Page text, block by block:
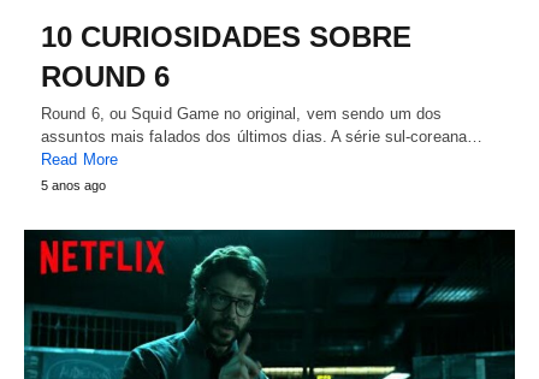
10 CURIOSIDADES SOBRE
ROUND 6
Round 6, ou Squid Game no original, vem sendo um dos
assuntos mais falados dos últimos dias. A série sul-coreana…
Read More
5 anos ago